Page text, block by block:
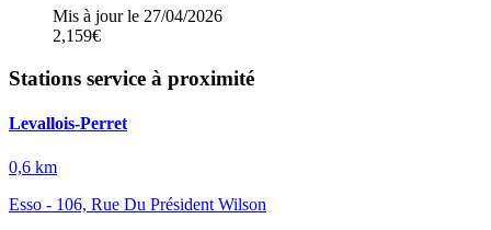
Mis à jour le 27/04/2026
2,159€
Stations service à proximité
Levallois-Perret
0,6 km
Esso - 106, Rue Du Président Wilson